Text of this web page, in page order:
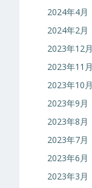
2024年4月
2024年2月
2023年12月
2023年11月
2023年10月
2023年9月
2023年8月
2023年7月
2023年6月
2023年3月